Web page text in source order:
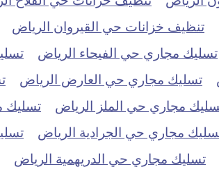
تنظيف خزانات حي القيروان الرياض
تسليك مجاري حي الفيحاء الرياض
تسليك مجاري حي العارض الرياض
مجاري حي الملز الرياض
تسليك
مجاري حي الجرادية الرياض
تسليك مجاري حي الدريهمية الرياض